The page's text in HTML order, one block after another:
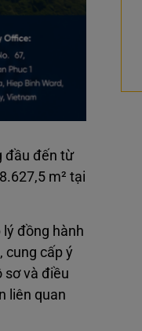
đầu đến từ
m² tại
lý đồng hành
cung cấp ý
sơ và điều
liên quan